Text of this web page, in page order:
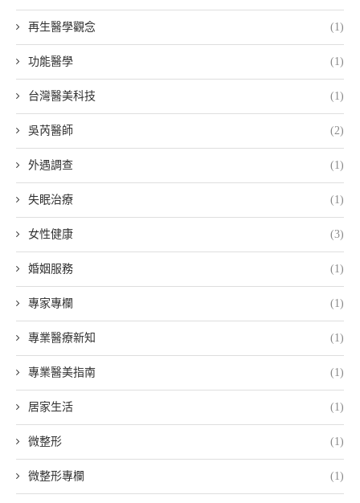
再生醫學觀念 (1)
功能醫學 (1)
台灣醫美科技 (1)
吳芮醫師 (2)
外遇調查 (1)
失眠治療 (1)
女性健康 (3)
婚姻服務 (1)
專家專欄 (1)
專業醫療新知 (1)
專業醫美指南 (1)
居家生活 (1)
微整形 (1)
微整形專欄 (1)